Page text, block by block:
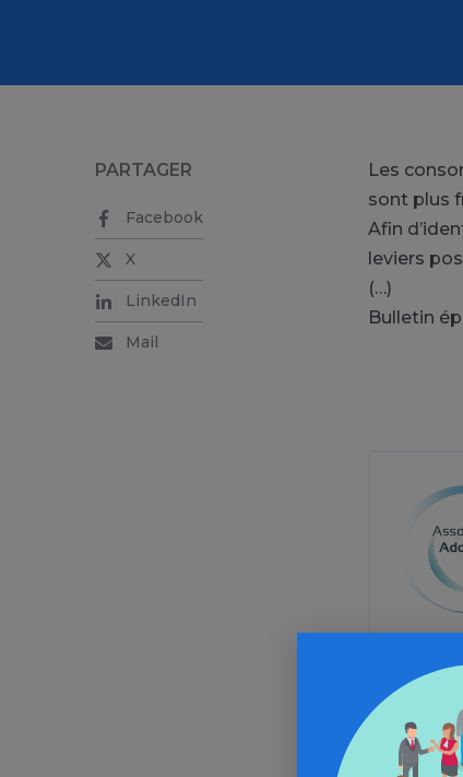
Les
sont plus
Afin
leviers
(…)
Bulletin
PARTAGER
Facebook
X
LinkedIn
Mail